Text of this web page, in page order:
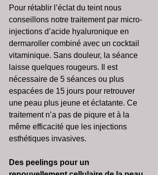
Pour rétablir l’éclat du teint nous
conseillons notre traitement par micro-
injections d’acide hyaluronique en
dermaroller combiné avec un cocktail
vitaminique. Sans douleur, la séance
laisse quelques rougeurs. Il est
nécessaire de 5 séances ou plus
espacées de 15 jours pour retrouver
une peau plus jeune et éclatante. Ce
traitement n’a pas de piqure et à la
même efficacité que les injections
esthétiques invasives.
Des peelings pour un